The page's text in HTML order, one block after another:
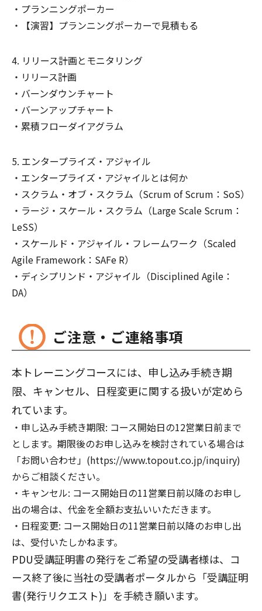
プランニングポーカー
【演習】プランニングポーカーで見積もる
リリース計画とモニタリング
リリース計画
バーンダウンチャート
バーンアップチャート
累積フローダイアグラム
エンタープライズ・アジャイル
エンタープライズ・アジャイルとは何か
スクラム・オブ・スクラム（Scrum of Scrum：SoS）
ラージ・スケール・スクラム（Large Scale Scrum：
LeSS）
スケールド・アジャイル・フレームワーク（Scaled
Agile Framework：SAFe R）
ディシプリンド・アジャイル（Disciplined Agile：
DA）
ご注意・ご連絡事項
本トレーニングコースには、申し込み手続き期
限、キャンセル、日程変更に関する扱いが定めら
れています。
申し込み手続き期限: コース開始日の12営業日前まで
とします。期限後のお申し込みを検討されている場合は
「お問い合わせ」(https://www.topout.co.jp/inquiry)
からご相談ください。
キャンセル: コース開始日の11営業日前以降のお申し
出の場合は、代金を全額お支払いいただきます。
日程変更: コース開始日の11営業日前以降のお申し出
は、受付いたしかねます。
PDU受講証明書の発行をご希望の受講者様は、コ
ース終了後に当社の受講者ポータルから「受講証明
書(発行リクエスト)」を手続き願います。